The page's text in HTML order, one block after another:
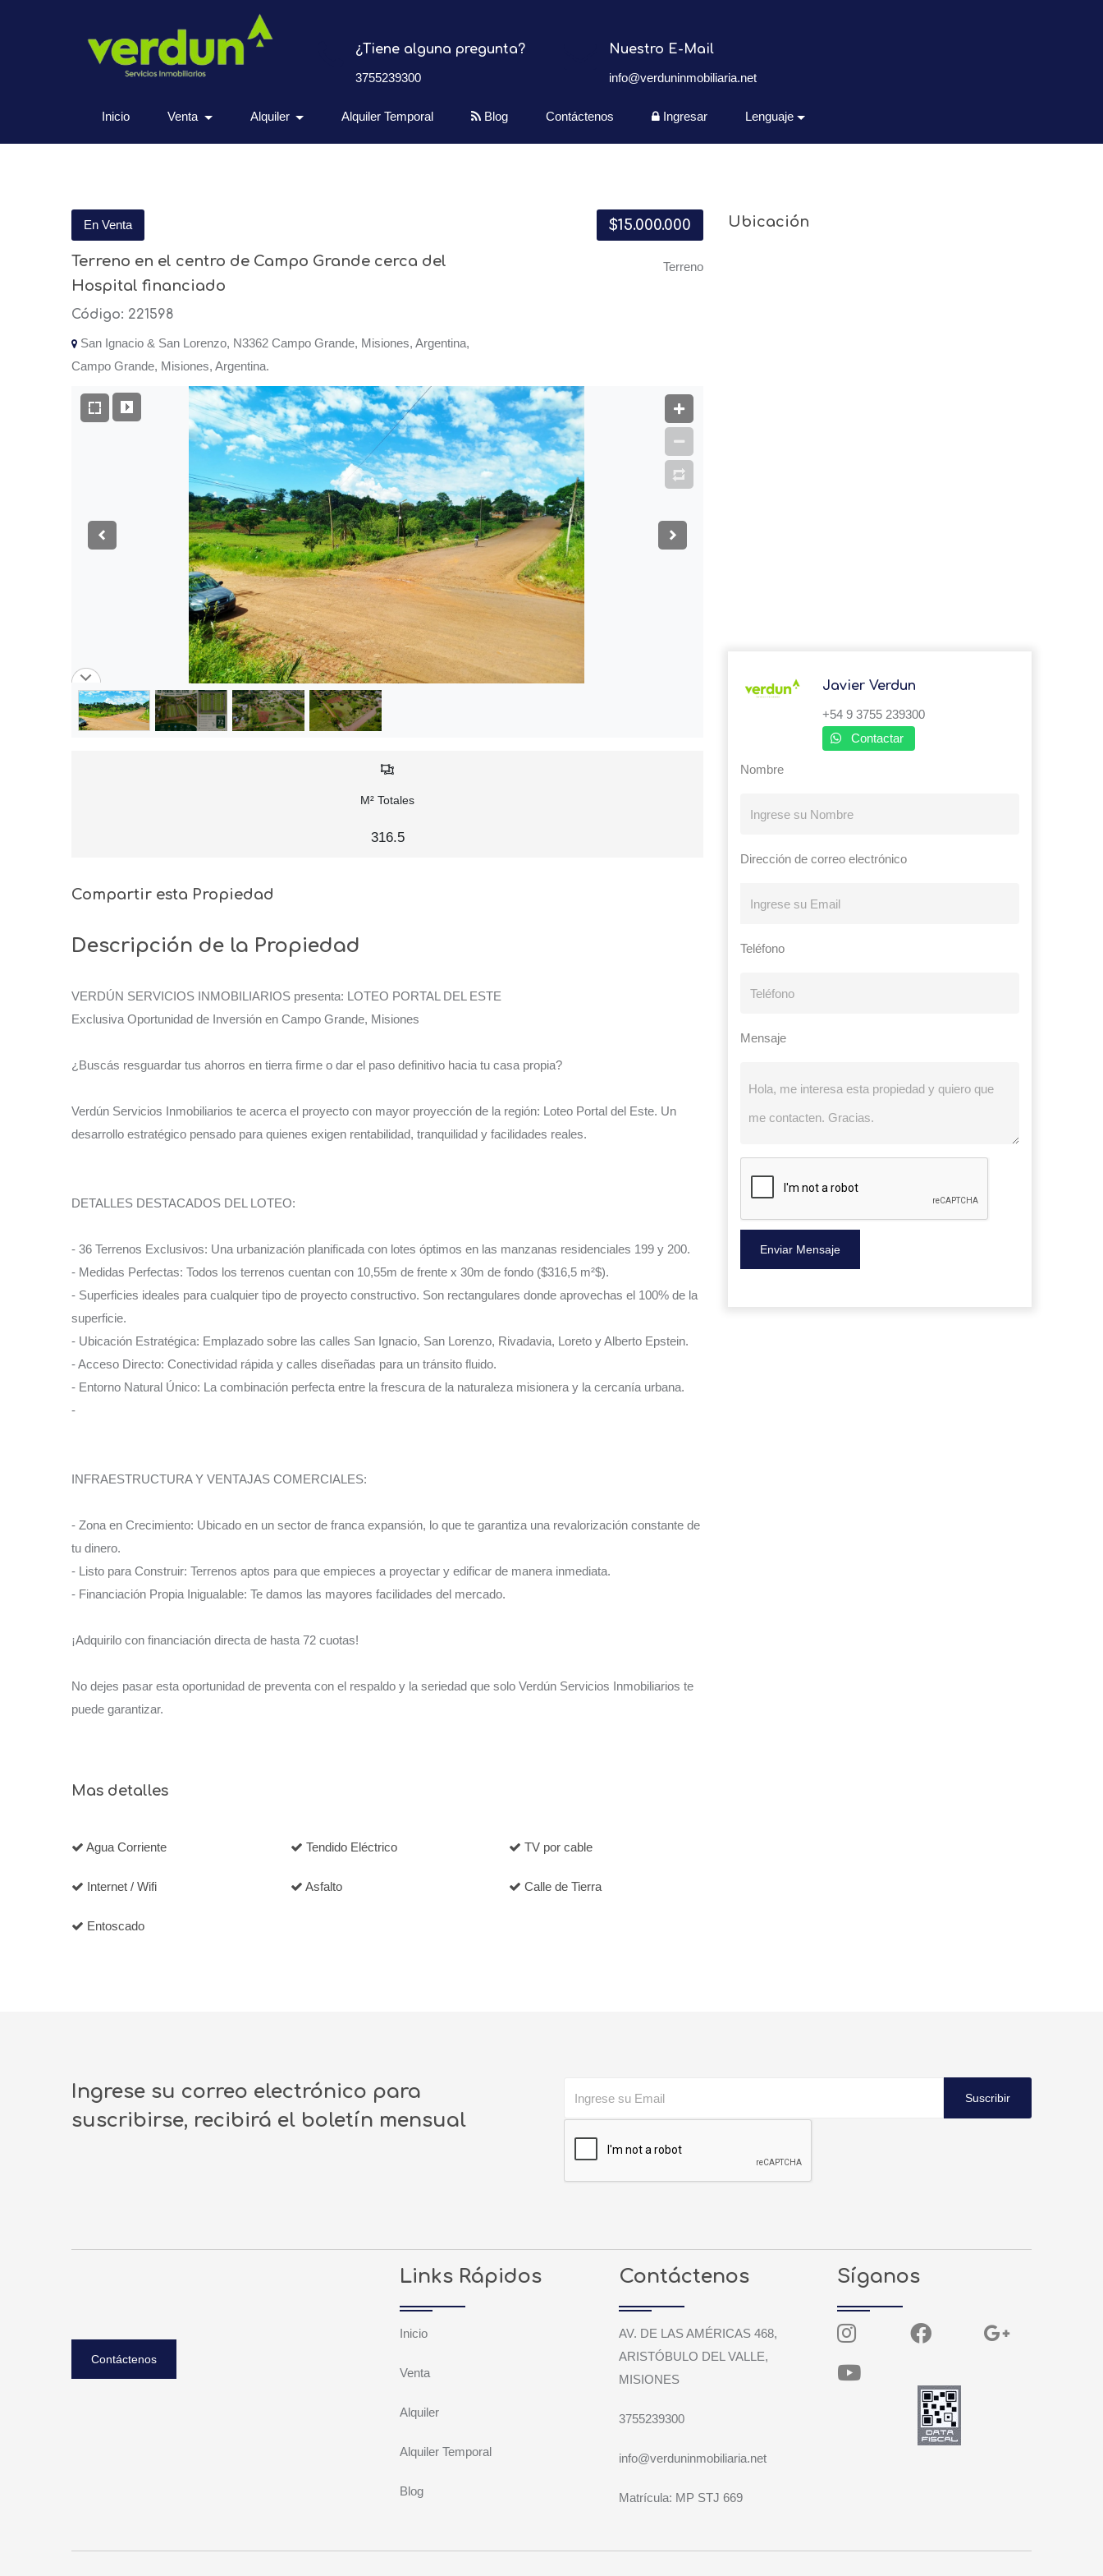
¿Tiene alguna pregunta?
3755239300
Nuestro E-Mail
info@verduninmobiliaria.net
Inicio Venta Alquiler Alquiler Temporal Blog Contáctenos Ingresar Lenguaje
En Venta
Terreno en el centro de Campo Grande cerca del
Hospital financiado
Código: 221598
San Ignacio & San Lorenzo, N3362 Campo Grande, Misiones, Argentina,
Campo Grande, Misiones, Argentina.
$15.000.000
Terreno
M² Totales
316.5
Compartir esta Propiedad
Descripción de la Propiedad
VERDÚN SERVICIOS INMOBILIARIOS presenta: LOTEO PORTAL DEL ESTE
Exclusiva Oportunidad de Inversión en Campo Grande, Misiones
¿Buscás resguardar tus ahorros en tierra firme o dar el paso definitivo hacia tu casa propia?
Verdún Servicios Inmobiliarios te acerca el proyecto con mayor proyección de la región: Loteo Portal del Este. Un
desarrollo estratégico pensado para quienes exigen rentabilidad, tranquilidad y facilidades reales.
DETALLES DESTACADOS DEL LOTEO:
- 36 Terrenos Exclusivos: Una urbanización planificada con lotes óptimos en las manzanas residenciales 199 y 200.
- Medidas Perfectas: Todos los terrenos cuentan con 10,55m de frente x 30m de fondo ($316,5 m²$).
- Superficies ideales para cualquier tipo de proyecto constructivo. Son rectangulares donde aprovechas el 100% de la
superficie.
- Ubicación Estratégica: Emplazado sobre las calles San Ignacio, San Lorenzo, Rivadavia, Loreto y Alberto Epstein.
- Acceso Directo: Conectividad rápida y calles diseñadas para un tránsito fluido.
- Entorno Natural Único: La combinación perfecta entre la frescura de la naturaleza misionera y la cercanía urbana.
-
INFRAESTRUCTURA Y VENTAJAS COMERCIALES:
- Zona en Crecimiento: Ubicado en un sector de franca expansión, lo que te garantiza una revalorización constante de
tu dinero.
- Listo para Construir: Terrenos aptos para que empieces a proyectar y edificar de manera inmediata.
- Financiación Propia Inigualable: Te damos las mayores facilidades del mercado.
¡Adquirilo con financiación directa de hasta 72 cuotas!
No dejes pasar esta oportunidad de preventa con el respaldo y la seriedad que solo Verdún Servicios Inmobiliarios te
puede garantizar.
Mas detalles
Agua Corriente Tendido Eléctrico TV por cable
Internet / Wifi Asfalto Calle de Tierra
Entoscado
Ubicación
Javier Verdun
+54 9 3755 239300
Contactar
Nombre
Dirección de correo electrónico
Teléfono
Mensaje
Enviar Mensaje
Ingrese su correo electrónico para
suscribirse, recibirá el boletín mensual
Suscribir
Contáctenos
Links Rápidos
Inicio
Venta
Alquiler
Alquiler Temporal
Blog
Contáctenos
AV. DE LAS AMÉRICAS 468,
ARISTÓBULO DEL VALLE,
MISIONES
3755239300
info@verduninmobiliaria.net
Matrícula: MP STJ 669
Síganos